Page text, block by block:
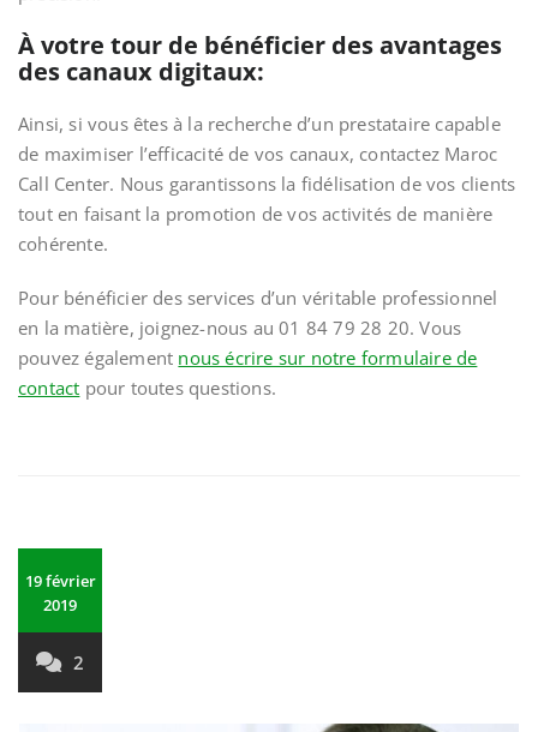
À votre tour de bénéficier des avantages
des canaux digitaux:
Ainsi, si vous êtes à la recherche d’un prestataire capable
de maximiser l’efficacité de vos canaux, contactez Maroc
Call Center. Nous garantissons la fidélisation de vos clients
tout en faisant la promotion de vos activités de manière
cohérente.
Pour bénéficier des services d’un véritable professionnel
en la matière, joignez-nous au 01 84 79 28 20. Vous
pouvez également nous écrire sur notre formulaire de
contact pour toutes questions.
19 février
2019
2